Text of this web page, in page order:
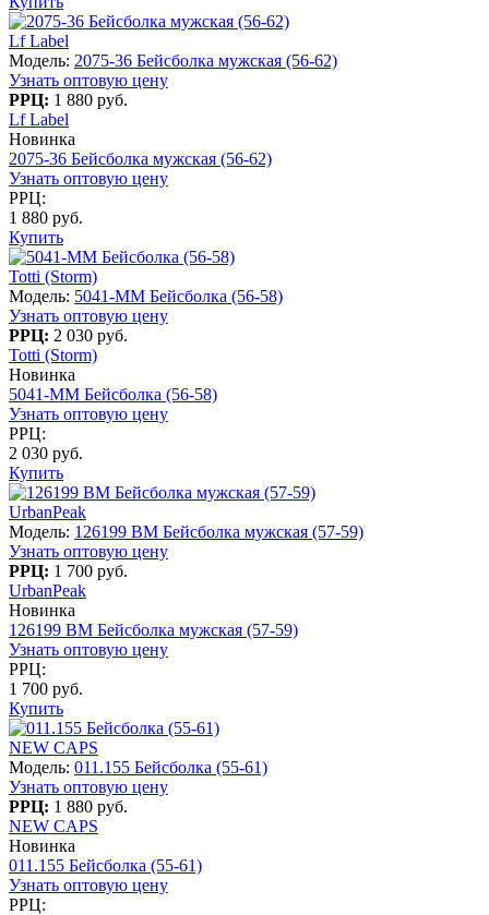
Lf Label
Модель: 2075-36 Бейсболка мужская (56-62)
Узнать оптовую цену
РРЦ: 1 880 руб.
Lf Label
Новинка
2075-36 Бейсболка мужская (56-62)
Узнать оптовую цену
РРЦ:
1 880 руб.
Купить
Totti (Storm)
Модель: 5041-MM Бейсболка (56-58)
Узнать оптовую цену
РРЦ: 2 030 руб.
Totti (Storm)
Новинка
5041-MM Бейсболка (56-58)
Узнать оптовую цену
РРЦ:
2 030 руб.
Купить
UrbanPeak
Модель: 126199 BM Бейсболка мужская (57-59)
Узнать оптовую цену
РРЦ: 1 700 руб.
UrbanPeak
Новинка
126199 BM Бейсболка мужская (57-59)
Узнать оптовую цену
РРЦ:
1 700 руб.
Купить
NEW CAPS
Модель: 011.155 Бейсболка (55-61)
Узнать оптовую цену
РРЦ: 1 880 руб.
NEW CAPS
Новинка
011.155 Бейсболка (55-61)
Узнать оптовую цену
РРЦ: